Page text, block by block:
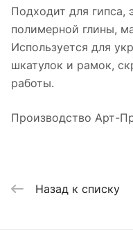
Подходит для гипса,
полимерной глины,
Используется для
шкатулок и рамок,
работы.
Производство Арт-
Назад к списку